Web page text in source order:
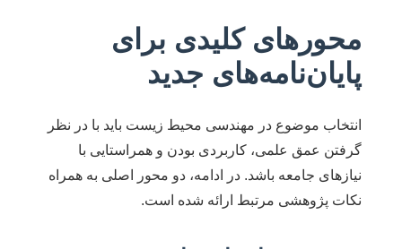
محورهای کلیدی برای
پایان‌نامه‌های جدید
انتخاب موضوع در مهندسی محیط زیست باید با در نظر
گرفتن عمق علمی، کاربردی بودن و همراستایی با
نیازهای جامعه باشد. در ادامه، دو محور اصلی به همراه
نکات پژوهشی مرتبط ارائه شده است.